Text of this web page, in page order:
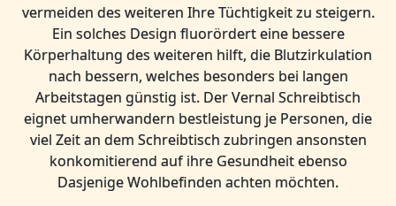
vermeiden des weiteren Ihre Tüchtigkeit zu steigern.
Ein solches Design fluorördert eine bessere
Körperhaltung des weiteren hilft, die Blutzirkulation
nach bessern, welches besonders bei langen
Arbeitstagen günstig ist. Der Vernal Schreibtisch
eignet umherwandern bestleistung je Personen, die
viel Zeit an dem Schreibtisch zubringen ansonsten
konkomitierend auf ihre Gesundheit ebenso
Dasjenige Wohlbefinden achten möchten.